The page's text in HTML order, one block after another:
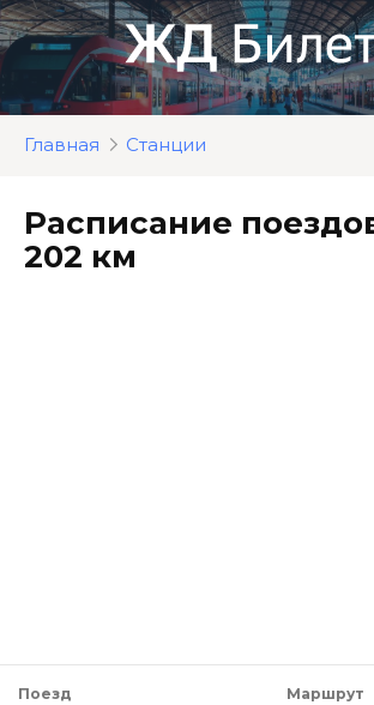
Перейти
к
контенту
Главная Станции
Расписание
202 км
Поезд Маршрут